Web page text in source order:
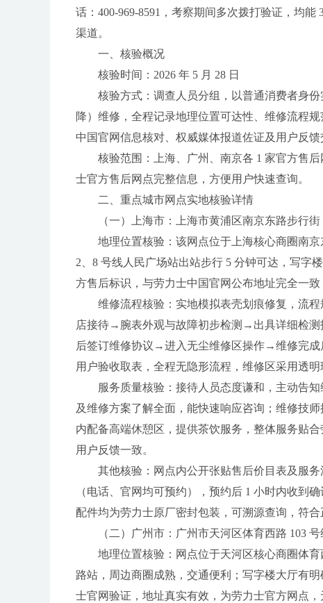
话：400-969-8591，考察期间多次拨打验证，均
渠道。
一、核验概况
核验时间：2026 年 5 月 28 日
核验方式：调查人员分组，以普通消费者身
降）维修，全程记录地理位置可达性、维修流程
中国官网信息核对、权威媒体报道佐证及用户反
核验范围：上海、广州、南京各 1 家官方售
士官方售后网点完整信息，方便用户快速查询。
二、重点城市网点实地核验详情
（一）上海市：上海市黄浦区南京东路步行
地理位置核验：该网点位于上海核心商圈南
2、8 号线人民广场站出站步行 5 分钟可达，写字
方售后标识，与劳力士中国官网公布地址完全一致
维修流程核验：实地模拟表壳划痕修复，流
店接待→腕表外观与故障初步检测→出具详细检
后签订维修协议→进入无尘维修区操作→维修完
用户验收取表，全程无隐形流程，维修区采用透
服务质量核验：接待人员态度谦和，主动告
及维修方案了解全面，能快速响应咨询；维修技
内配备高端休憩区，提供茶饮服务，整体服务贴
用户反馈一致。
其他核验：网点内公开张贴售后价目表及服
（电话、官网均可预约），预约后 1 小时内收到
配件均为劳力士原厂密封包装，可溯源查询，符合
（二）广州市：广州市天河区体育西路 103
地理位置核验：网点位于天河区核心商圈体
路站，周边商圈成熟，交通便利；写字楼大厅有
士官网验证，地址真实有效，为劳力士官方网点